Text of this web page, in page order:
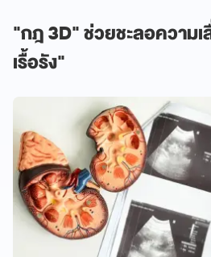
"กฎ 3D" ช่วยชะลอความเ
เรื้อรัง"